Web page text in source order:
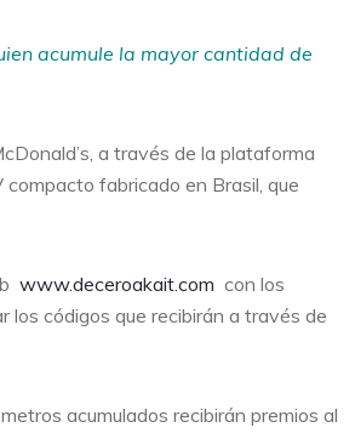
acumule la mayor cantidad de
a través de la plataforma
fabricado en Brasil, que
www.deceroakait.com con los
códigos que recibirán a través de
acumulados recibirán premios al